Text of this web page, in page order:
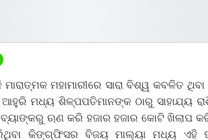
ମହାମାରୀରେ ସାରା ବିଶ୍ୱ କବଳିତ
ଆହୁରି ମଧ୍ୟ ଶିଳ୍ପପତିମାନଙ୍କ ଠାରୁ ସାହାଯ୍ୟ
ଋଣ କରି ହଜାର ହଜାର କୋଟି ଖିଲାପ
କିଙ୍ଗ୍‌ଫିସର ବିଜୟ ମାଲ୍ୟା ମଧ୍ୟ ଏହି